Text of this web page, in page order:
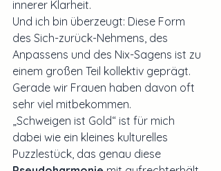
innerer Klarheit.
Und ich bin überzeugt: Diese Form
des Sich-zurück-Nehmens, des
Anpassens und des Nix-Sagens ist zu
einem großen Teil kollektiv geprägt.
Gerade wir Frauen haben davon oft
sehr viel mitbekommen.
„Schweigen ist Gold“ ist für mich
dabei wie ein kleines kulturelles
Puzzlestück, das genau diese